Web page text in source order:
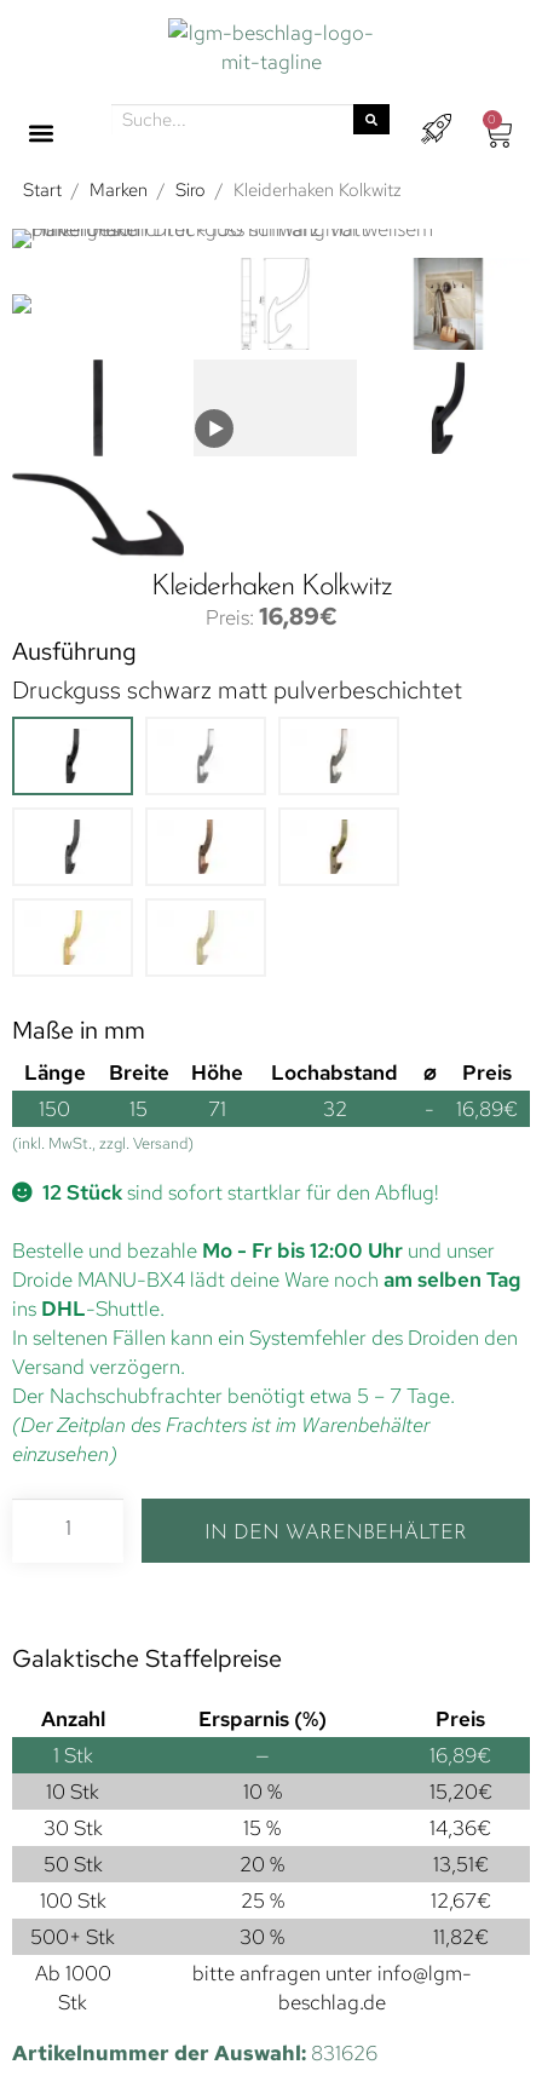
0
Start / Marken / Siro / Kleiderhaken Kolkwitz
Kleiderhaken Kolkwitz
16,89€
Ausführung
Druckguss schwarz matt pulverbeschichtet
Maße in mm
Länge Breite Höhe Lochabstand ⌀
Preis
150
15 71 32 - 16,89€
(inkl. MwSt., zzgl. Versand)
12 Stücksind sofort startklar für den Abflug!
Bestelle und bezahle Mo - Fr bis 12:00 Uhr und unser
Droide MANU-BX4 lädt deine Ware noch am selben Tag
ins DHL-Shuttle.
In seltenen Fällen kann ein Systemfehler des Droiden den
Versand verzögern.
Der Nachschubfrachter benötigt etwa 5 – 7 Tage.
(Der Zeitplan des Frachters ist im Warenbehälter
einzusehen)
IN DEN WARENBEHÄLTER
Galaktische Staffelpreise
Anzahl Ersparnis (%)
Preis
1 Stk — 16,89€
10 Stk
10 % 15,20€
30 Stk
15 % 14,36€
50 Stk
20 % 13,51€
100 Stk
25 % 12,67€
500+ Stk
30 % 11,82€
Ab 1000
Stk
bitte anfragen unter info@lgm-
beschlag.de
Artikelnummer der Auswahl: 831626